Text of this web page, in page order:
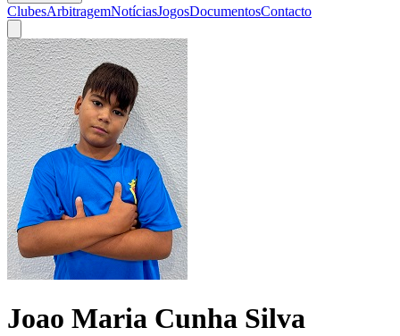
ClubesArbitragemNotíciasJogosDocumentosContacto
Joao Maria Cunha Silva